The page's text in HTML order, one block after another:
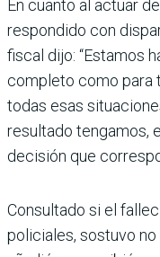
En cuanto al actuar
respondido con
fiscal dijo: “Estamos
completo como para
todas esas
resultado tengamos,
decisión que
Consultado si el
policiales, sostuvo